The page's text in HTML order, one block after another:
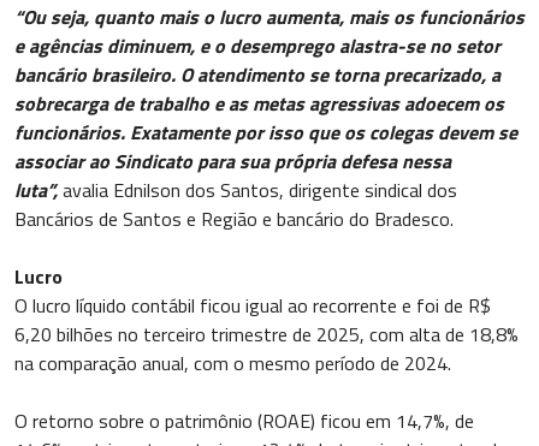
“Ou seja, quanto mais o lucro aumenta, mais os funcionários
e agências diminuem, e o desemprego alastra-se no setor
bancário brasileiro. O atendimento se torna precarizado, a
sobrecarga de trabalho e as metas agressivas adoecem os
funcionários. Exatamente por isso que os colegas devem se
associar ao Sindicato para sua própria defesa nessa
luta”,avalia Ednilson dos Santos, dirigente sindical dos
Bancários de Santos e Região e bancário do Bradesco.
Lucro
O lucro líquido contábil ficou igual ao recorrente e foi de R$
6,20 bilhões no terceiro trimestre de 2025, com alta de 18,8%
na comparação anual, com o mesmo período de 2024.
O retorno sobre o patrimônio (ROAE) ficou em 14,7%, de